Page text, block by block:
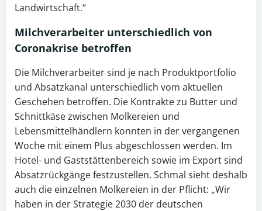
Landwirtschaft.“
Milchverarbeiter unterschiedlich von
Coronakrise betroffen
Die Milchverarbeiter sind je nach Produktportfolio
und Absatzkanal unterschiedlich vom aktuellen
Geschehen betroffen. Die Kontrakte zu Butter und
Schnittkäse zwischen Molkereien und
Lebensmittelhändlern konnten in der vergangenen
Woche mit einem Plus abgeschlossen werden. Im
Hotel- und Gaststättenbereich sowie im Export sind
Absatzrückgänge festzustellen. Schmal sieht deshalb
auch die einzelnen Molkereien in der Pflicht: „Wir
haben in der Strategie 2030 der deutschen